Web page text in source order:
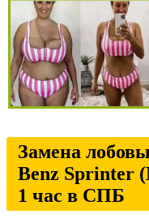
Замена
Benz Sprinter
1 час в СПБ